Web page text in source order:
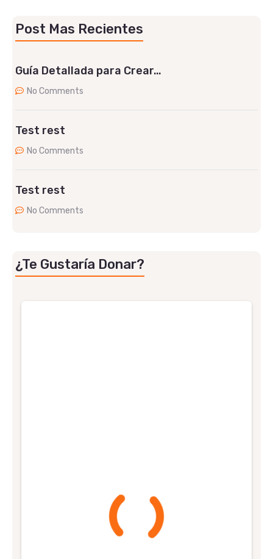
Post Mas Recientes
Guía Detallada para Crear…
No Comments
Test rest
No Comments
Test rest
No Comments
¿Te Gustaría Donar?